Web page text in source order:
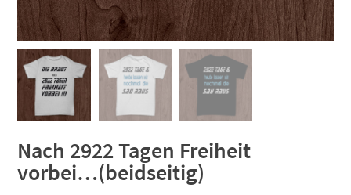
Nach 2922 Tagen Freiheit
vorbei…(beidseitig)